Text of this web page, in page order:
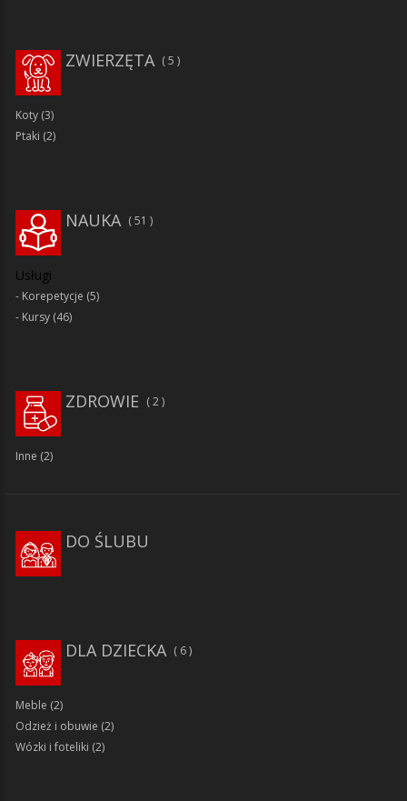
ZWIERZĘTA 5
Koty (3)
Ptaki (2)
51
NAUKA
Usługi
Korepetycje (5)
Kursy (46)
ZDROWIE 2
Inne (2)
DO ŚLUBU
6
DLA DZIECKA
Meble (2)
Odzież i obuwie (2)
Wózki i foteliki (2)